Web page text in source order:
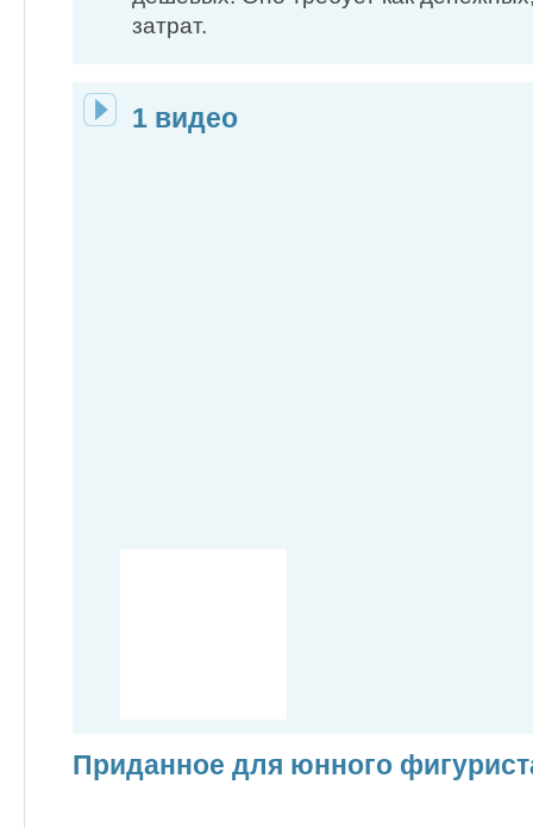
затрат.
1 видео
Приданное для юнного